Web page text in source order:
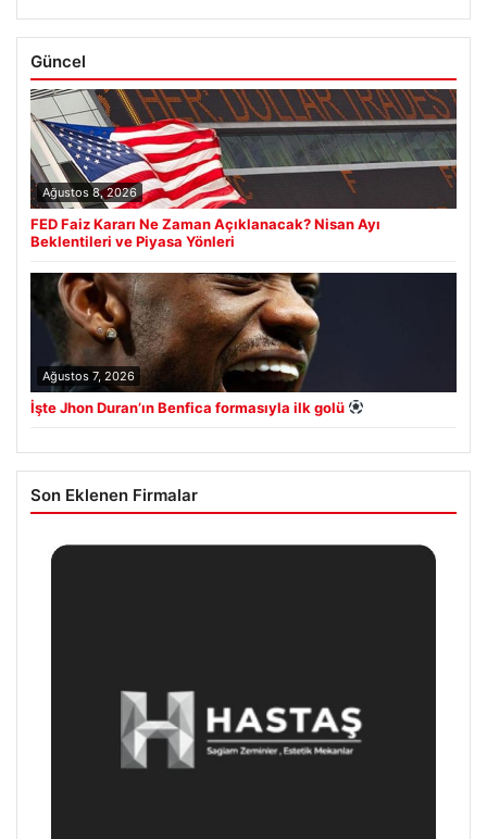
Güncel
Ağustos 8, 2026
FED Faiz Kararı Ne Zaman Açıklanacak? Nisan Ayı
Beklentileri ve Piyasa Yönleri
Ağustos 7, 2026
İşte Jhon Duran’ın Benfica formasıyla ilk golü
Son Eklenen Firmalar